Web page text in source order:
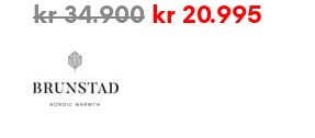
kr34.900 Opprinnelig
kr 20.995